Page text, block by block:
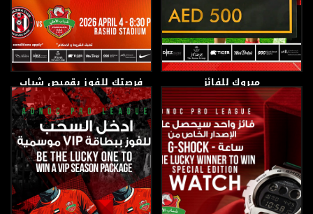
مبروك للفائز
30 أبريل، 2026
فرصتك للفوز بقميص شباب
الاهلي الموقع
3 أبريل، 2026